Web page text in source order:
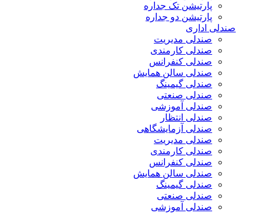
پارتیشن تک جداره
پارتیشن دو جداره
اداری
صندلی مدیریت
صندلی کارمندی
صندلی کنفرانس
صندلی سالن همایش
صندلی گیمینگ
صندلی صنعتی
صندلی آموزشی
صندلی انتظار
صندلی آزمایشگاهی
صندلی مدیریت
صندلی کارمندی
صندلی کنفرانس
صندلی سالن همایش
صندلی گیمینگ
صندلی صنعتی
صندلی آموزشی